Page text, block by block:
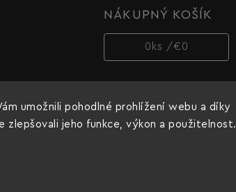
umožnili pohodlné prohlížení webu a díky
zlepšovali jeho funkce, výkon a použitelnost.
NÁKUPNÝ KOŠÍK
0 ks /€0
2026Dnipro-M cz. Všetky práva vyhradené.